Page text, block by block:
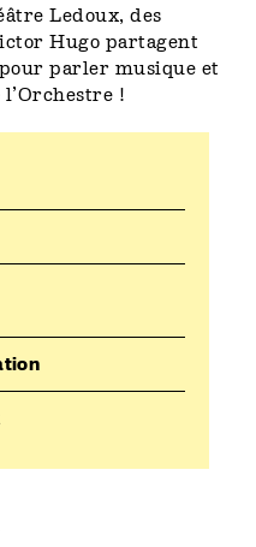
Ledoux, des
Hugo partagent
parler musique et
!